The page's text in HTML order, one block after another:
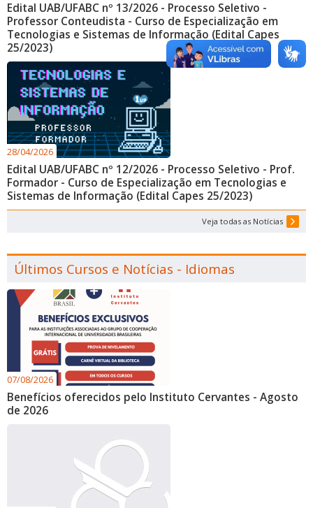
Edital UAB/UFABC nº 13/2026 - Processo Seletivo -
Professor Conteudista - Curso de Especialização em
Tecnologias e Sistemas de Informação (Edital Capes
25/2023)
28/04/2026
Edital UAB/UFABC nº 12/2026 - Processo Seletivo - Prof.
Formador - Curso de Especialização em Tecnologias e
Sistemas de Informação (Edital Capes 25/2023)
Veja todas as Notícias
Últimos Cursos e Notícias - Idiomas
07/08/2026
Benefícios oferecidos pelo Instituto Cervantes - Agosto
de 2026